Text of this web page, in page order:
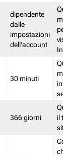
dipendente
dalle
impostazioni
dell'account
30 minuti
366 giorni
il
sito
che